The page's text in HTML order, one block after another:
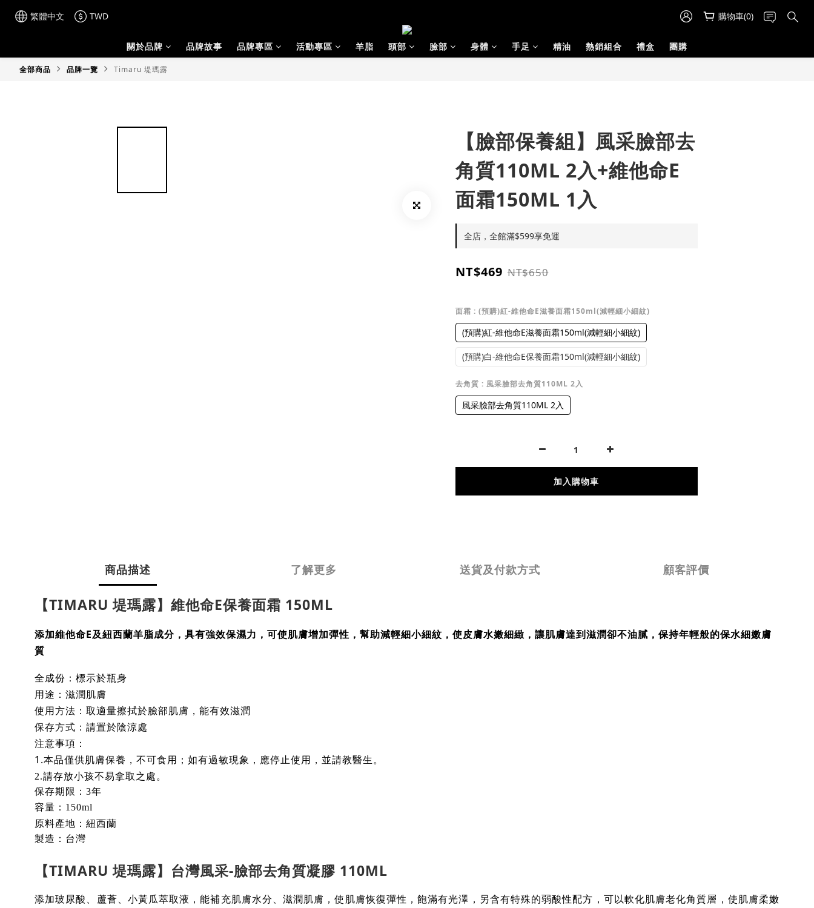
繁體中文 TWD 購物車(0)
關於品牌 品牌故事 品牌專區 活動專區 羊脂 頭部 臉部 身體 手足 精油 熱銷組合 禮盒 團購
全部商品 品牌一覽 Timaru 堤瑪露
【臉部保養組】風采臉部去
角質110ML 2入+維他命E
面霜150ML 1入
全店，全館滿$599享免運
NT$469 NT$650
面霜 : (預購)紅-維他命E滋養面霜150ml(減輕細小細紋)
(預購)紅-維他命E滋養面霜150ml(減輕細小細紋)
(預購)白-維他命E保養面霜150ml(減輕細小細紋)
去角質 : 風采臉部去角質110ML 2入
風采臉部去角質110ML 2入
加入購物車
商品描述 了解更多 送貨及付款方式 顧客評價
【TIMARU 堤瑪露】維他命E保養面霜 150ML
添加維他命E及紐西蘭羊脂成分，具有強效保濕力，可使肌膚增加彈性，幫助減輕細小細紋，使皮膚水嫩細緻，讓肌膚達到滋潤卻不油膩，保持年輕般的保水細嫩膚
質
全成份：標示於瓶身
用途： 滋潤肌膚
使用方法：取適量擦拭於臉部肌膚，能有效滋潤
保存方式：請置於陰涼處
注意事項：
1.本品僅供肌膚保養 ，不可食用；如有過敏現象，應停止使用，並請教醫生。
2.請存放小孩不易拿取之處。
保存期限：3年
容量：150ml
原料產地：紐西蘭
製造：台灣
【TIMARU 堤瑪露】台灣風采-臉部去角質凝膠 110ML
添加玻尿酸、蘆薈、小黃瓜萃取液，能補充肌膚水分、滋潤肌膚，使肌膚恢復彈性，飽滿有光澤，另含有特殊的弱酸性配方，可以軟化肌膚老化角質層，使肌膚柔嫩